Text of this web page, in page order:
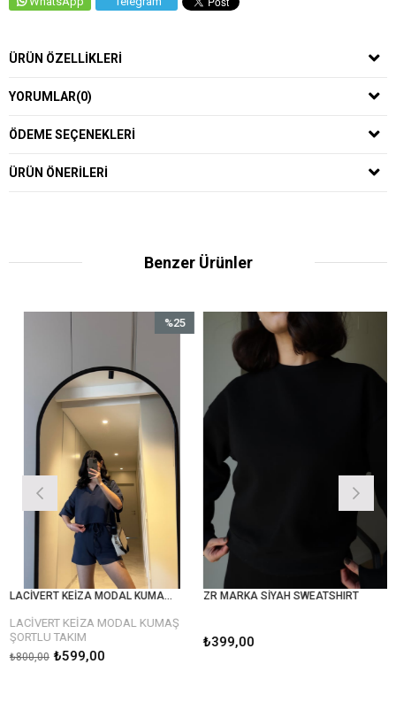
ÜRÜN ÖZELLIKLERI
YORUMLAR(0)
ÖDEME SEÇENEKLERI
ÜRÜN ÖNERILERI
Benzer Ürünler
LACİVERT KEİZA MODAL KUMAŞ ŞORTLU TAKIM
KEİZA MODAL KUMAŞ
TAKIM
₺599,00
ZR MARKA SİYAH SWEATSHIRT
₺399,00